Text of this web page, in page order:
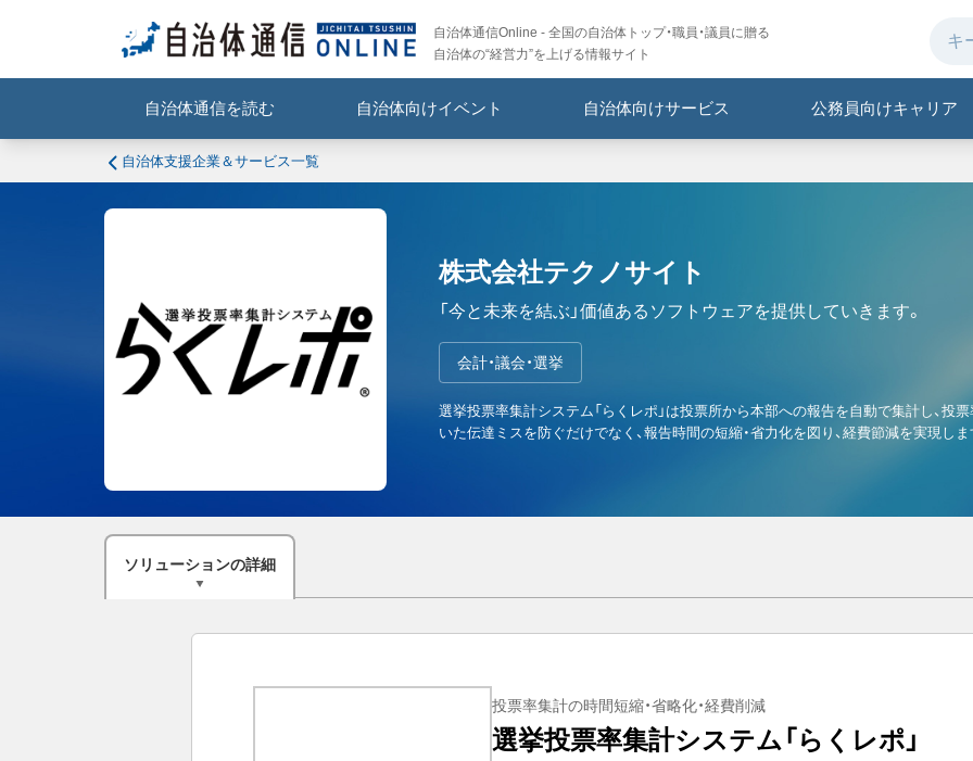
自治体通信Online - 全国の自治体トップ・職員・議員に贈る
自治体の“経営力”を上げる情報サイト
自治体通信を読む 自治体向けイベント 自治体向けサービス 公務員向けキャリア
自治体支援企業＆サービス一覧
株式会社テクノサイト
「今と未来を結ぶ」価値あるソフトウェアを提供していきます。
会計・議会・選挙
選挙投票率集計システム「らくレポ」は投票所から本部への報告を自動で集計し、
いた伝達ミスを防ぐだけでなく、報告時間の短縮・省力化を図り、経費節減を実現しま
ソリューションの詳細
投票率集計の時間短縮・省略化・経費削減
選挙投票率集計システム「らくレポ」